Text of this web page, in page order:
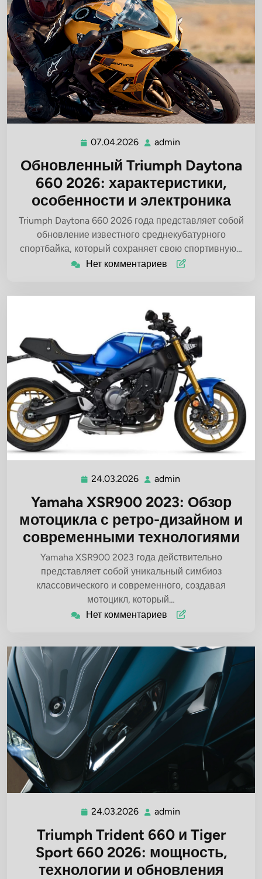
07.04.2026 07.04.2026
admin
Обновленный Triumph Daytona
660 2026: характеристики,
особенности и электроника
Triumph Daytona 660 2026 года представляет собой
обновление известного среднекубатурного
спортбайка, который сохраняет свою спортивную…
Нет комментариев
24.03.2026 24.03.2026
admin
Yamaha XSR900 2023: Обзор
мотоцикла с ретро-дизайном и
современными технологиями
Yamaha XSR900 2023 года действительно
представляет собой уникальный симбиоз
классовического и современного, создавая
мотоцикл, который…
Нет комментариев
24.03.2026 24.03.2026
admin
Triumph Trident 660 и Tiger
Sport 660 2026: мощность,
технологии и обновления